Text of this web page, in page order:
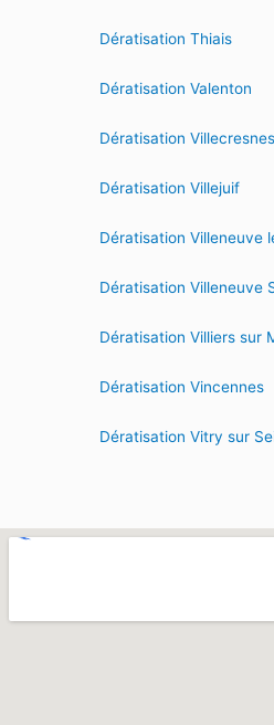
Dératisation Thiais
Dératisation Valenton
Dératisation Villecresnes
Dératisation Villejuif
Dératisation Villeneuve
Dératisation Villeneuve
Dératisation Villiers sur
Dératisation Vincennes
Dératisation Vitry sur